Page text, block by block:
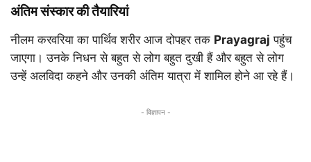
अंतिम संस्कार की तैयारियां
नीलम करवरिया का पार्थिव शरीर आज दोपहर तक Prayagraj पहुंच
जाएगा। उनके निधन से बहुत से लोग बहुत दुखी हैं और बहुत से लोग
उन्हें अलविदा कहने और उनकी अंतिम यात्रा में शामिल होने आ रहे हैं।
- विज्ञापन -